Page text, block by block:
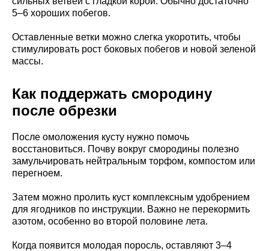
5–6 хороших побегов.
Оставленные ветки можно слегка укоротить, чтобы
стимулировать рост боковых побегов и новой зеленой
массы.
Как поддержать смородину
после обрезки
После омоложения кусту нужно помочь
восстановиться. Почву вокруг смородины полезно
замульчировать нейтральным торфом, компостом или
перегноем.
Затем можно пролить куст комплексным удобрением
для ягодников по инструкции. Важно не перекормить
азотом, особенно во второй половине лета.
Когда появится молодая поросль, оставляют 3–4